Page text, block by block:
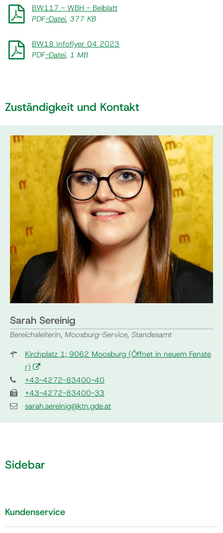
BW117 - WBH - Beiblatt
PDF-Datei, 377 KB
BW18 Infoflyer 04 2023
PDF-Datei, 1 MB
Zuständigkeit und Kontakt
Sarah Sereinig
Bereichsleiterin, Moosburg-Service, Standesamt
Kirchplatz 1; 9062 Moosburg (Öffnet in neuem Fenste
r)
+43-4272-83400-40
+43-4272-83400-33
sarah.sereinig@ktn.gde.at
Sidebar
Kundenservice